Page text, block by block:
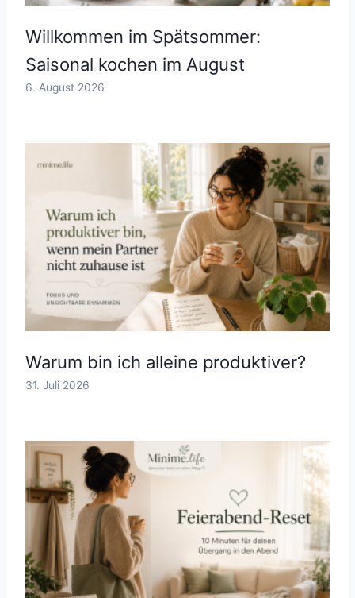
Willkommen im Spätsommer:
Saisonal kochen im August
6. August 2026
Warum bin ich alleine produktiver?
31. Juli 2026